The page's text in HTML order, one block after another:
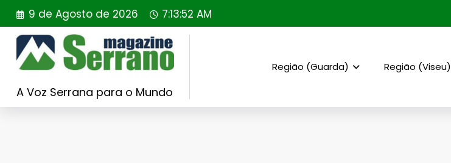
Saltar
para
conteúdo
9 de Agosto de 2026 7:13:53 AM
A Voz Serrana para o Mundo
Região (Guarda) Região (Viseu)